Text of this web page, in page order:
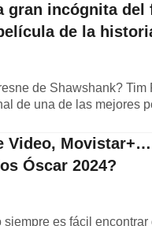
gran incógnita del
de la
de Shawshank?
de una de las mejores
Video,
Óscar 2024?
siempre es fácil